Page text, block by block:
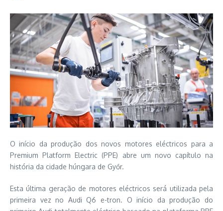
O início da produção dos novos motores eléctricos para a
Premium Platform Electric (PPE) abre um novo capítulo na
história da cidade húngara de Győr.
Esta última geração de motores eléctricos será utilizada pela
primeira vez no Audi Q6 e-tron. O início da produção do